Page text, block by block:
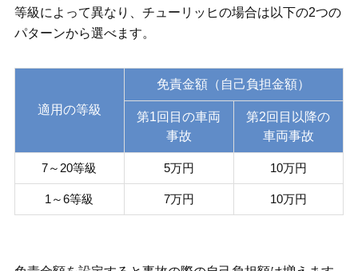
等級によって異なり、チューリッヒの場合は以下の2つの
パターンから選べます。
適用の等級
免責金額（自己負担金額）
第1回目の車両
事故
第2回目以降の
車両事故
7～20等級 5万円 10万円
1～6等級 7万円 10万円